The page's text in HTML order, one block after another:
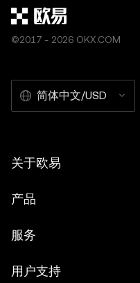
©2017 - 2026 OKX.COM
简体中文/USD
关于欧易
产品
服务
用户支持